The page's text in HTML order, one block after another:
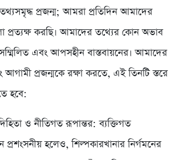
প্রজন্ম; আমরা প্রতিদিন আমাদের
প্রত্যক্ষ করছি। আমাদের তথ্যের কোন অভাব
এবং আপসহীন বাস্তবায়নের। আমাদের
আগামী প্রজন্মকে রক্ষা করতে, এই তিনটি স্তরে
হবে:
ও নীতিগত রূপান্তর: ব্যক্তিগত
প্রশংসনীয় হলেও, শিল্পকারখানার নির্গমনের